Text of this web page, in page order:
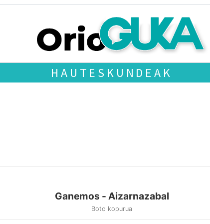
HAUTESKUNDEAK
Ganemos - Aizarnazabal
Boto kopurua